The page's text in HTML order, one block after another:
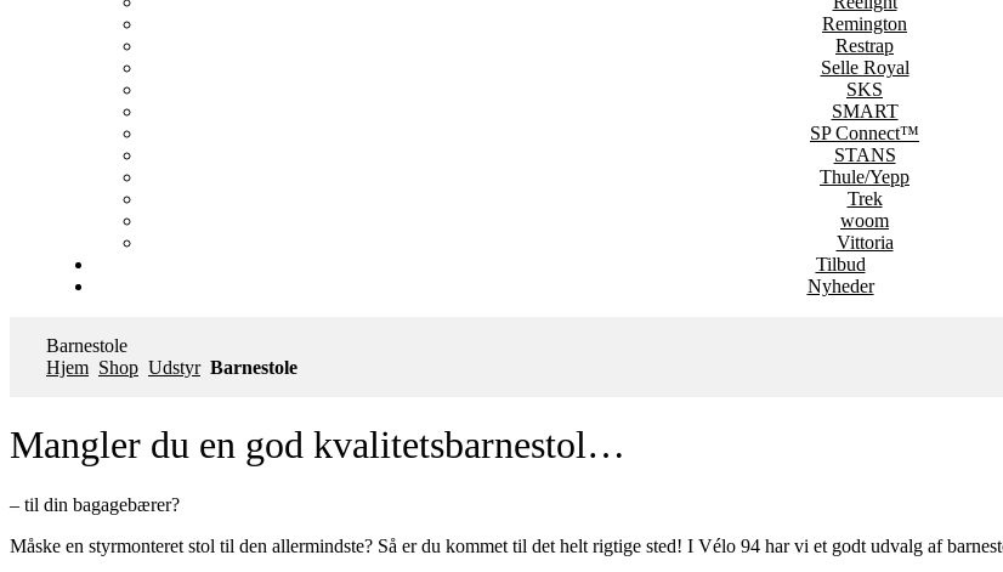
Remington
Restrap
Selle Royal
SKS
SMART
SP Connect™
STANS
Thule/Yepp
Trek
woom
Vittoria
Tilbud
Nyheder
Barnestole
Hjem Shop Udstyr Barnestole
Mangler du en god kvalitetsbarnestol…
– til din bagagebærer?
Måske en styrmonteret stol til den allermindste? Så er du kommet til det helt rigtige sted! I Vélo 94 har vi et godt udvalg af